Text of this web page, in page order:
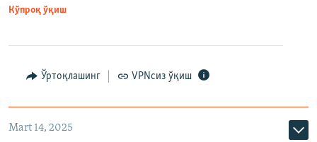
Кўпроқ ўқиш
Ўртоқлашинг VPNсиз ўқиш
Mart 14, 2025